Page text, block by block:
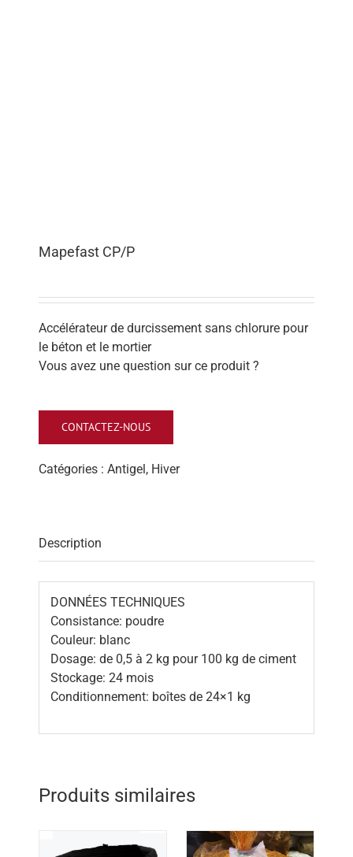
Mapefast CP/P
Accélérateur de durcissement sans chlorure pour
le béton et le mortier
Vous avez une question sur ce produit ?
CONTACTEZ-NOUS
Catégories :Antigel, Hiver
Description
DONNÉES TECHNIQUES
Consistance: poudre
Couleur: blanc
Dosage: de 0,5 à 2 kg pour 100 kg de ciment
Stockage: 24 mois
Conditionnement: boîtes de 24×1 kg
Produits similaires